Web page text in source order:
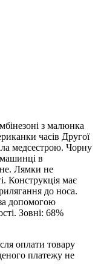
з малюнка
часів Другої
медсестрою. Чорну
в
Лямки не
Конструкція має
до носа.
допомогою
Зовні: 68%
оплати товару
платежу не